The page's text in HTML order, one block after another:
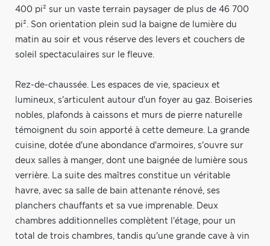
400 pi² sur un vaste terrain paysager de plus de 46 700
pi². Son orientation plein sud la baigne de lumière du
matin au soir et vous réserve des levers et couchers de
soleil spectaculaires sur le fleuve.
Rez-de-chaussée. Les espaces de vie, spacieux et
lumineux, s'articulent autour d'un foyer au gaz. Boiseries
nobles, plafonds à caissons et murs de pierre naturelle
témoignent du soin apporté à cette demeure. La grande
cuisine, dotée d'une abondance d'armoires, s'ouvre sur
deux salles à manger, dont une baignée de lumière sous
verrière. La suite des maîtres constitue un véritable
havre, avec sa salle de bain attenante rénové, ses
planchers chauffants et sa vue imprenable. Deux
chambres additionnelles complètent l'étage, pour un
total de trois chambres, tandis qu'une grande cave à vin